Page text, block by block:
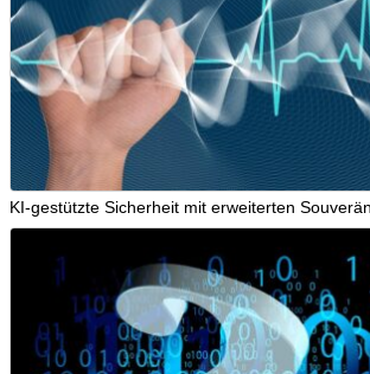
KI-gestützte Sicherheit mit erweiterten